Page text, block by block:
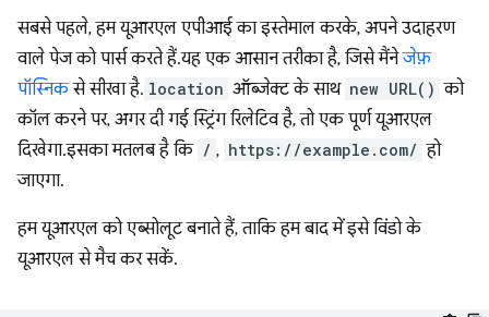
सबसे पहले, हम यूआरएल एपीआई का इस्तेमाल करके, अपने उदाहरण
वाले पेज को पार्स करते हैं. यह एक आसान तरीका है, जिसे मैंनेजेफ़
पॉस्निकसे सीखा है. location ऑब्जेक्ट के साथ new URL() को
कॉल करने पर, अगर दी गई स्ट्रिंग रिलेटिव है, तो एक पूर्ण यूआरएल
दिखेगा. इसका मतलब है कि / , https://example.com/ हो
जाएगा.
हम यूआरएल को एब्सोलूट बनाते हैं, ताकि हम बाद में इसे विंडो के
यूआरएल से मैच कर सकें.